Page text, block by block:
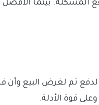
بينما الأفضل
تم لغرض البيع
قوة الأدلة.